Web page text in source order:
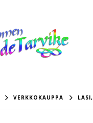
VERKKOKAUPPA LASI,